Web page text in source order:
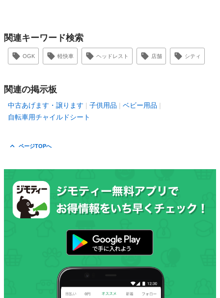
関連キーワード検索
OGK 軽快車 ヘッドレスト 店舗 シティ
関連の掲示板
中古あげます・譲ります 子供用品
ベビー用品
自転車用チャイルドシート
ページTOPへ